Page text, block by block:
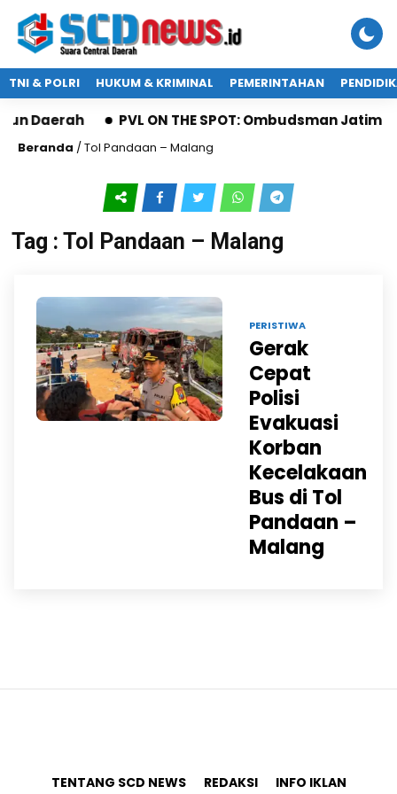
TNI & POLRI HUKUM & KRIMINAL PEMERINTAHAN
Daerah PVL ON THE SPOT: Ombudsman Jatim
Beranda /Tol Pandaan – Malang
Tag : Tol Pandaan – Malang
PERISTIWA
Gerak
Cepat
Polisi
Evakuasi
Korban
Kecelakaan
Bus di Tol
Pandaan –
Malang
TENTANG SCD NEWS REDAKSI
INFO IKLAN